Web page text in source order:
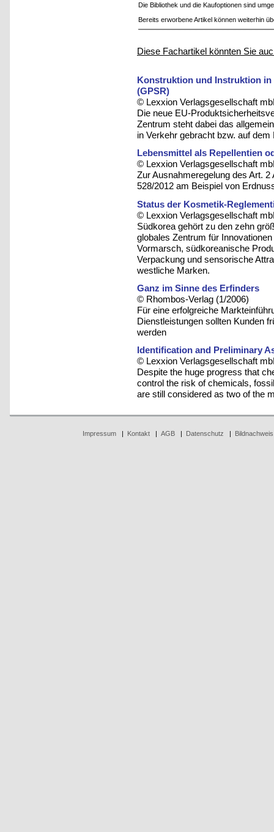
Die Bibliothek und die Kaufoptionen sind
Bereits erworbene Artikel können weiterhin
Diese Fachartikel könnten Sie
Konstruktion und Instruktion
(GPSR)
© Lexxion Verlagsgesellschaft
Die neue EU-
Zentrum steht dabei das
in Verkehr gebracht bzw. auf
Lebensmittel als Repellentien
© Lexxion Verlagsgesellschaft
Zur Ausnahmeregelung des Art.
528/2012 am Beispiel von
Status der Kosmetik-
© Lexxion Verlagsgesellschaft
Südkorea gehört zu den zehn
globales Zentrum für
Vormarsch, südkoreanische
Verpackung und sensorische
westliche Marken.
Ganz im Sinne des Erfinders
© Rhombos-Verlag (1/2006)
Für eine erfolgreiche
Dienstleistungen sollten Kunden
werden
Identification and Preliminary
© Lexxion Verlagsgesellschaft
Despite the huge progress that
control the risk of chemicals,
are still considered as two of the
Impressum| Kontakt| AGB| Datenschutz | Bildnachweis